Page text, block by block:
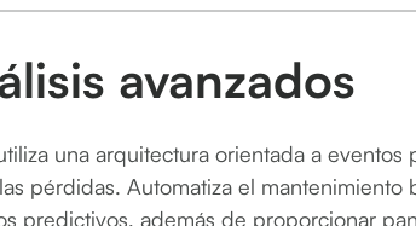
avanzados
una arquitectura orientada a
pérdidas. Automatiza el
predictivos, además de proporcionar